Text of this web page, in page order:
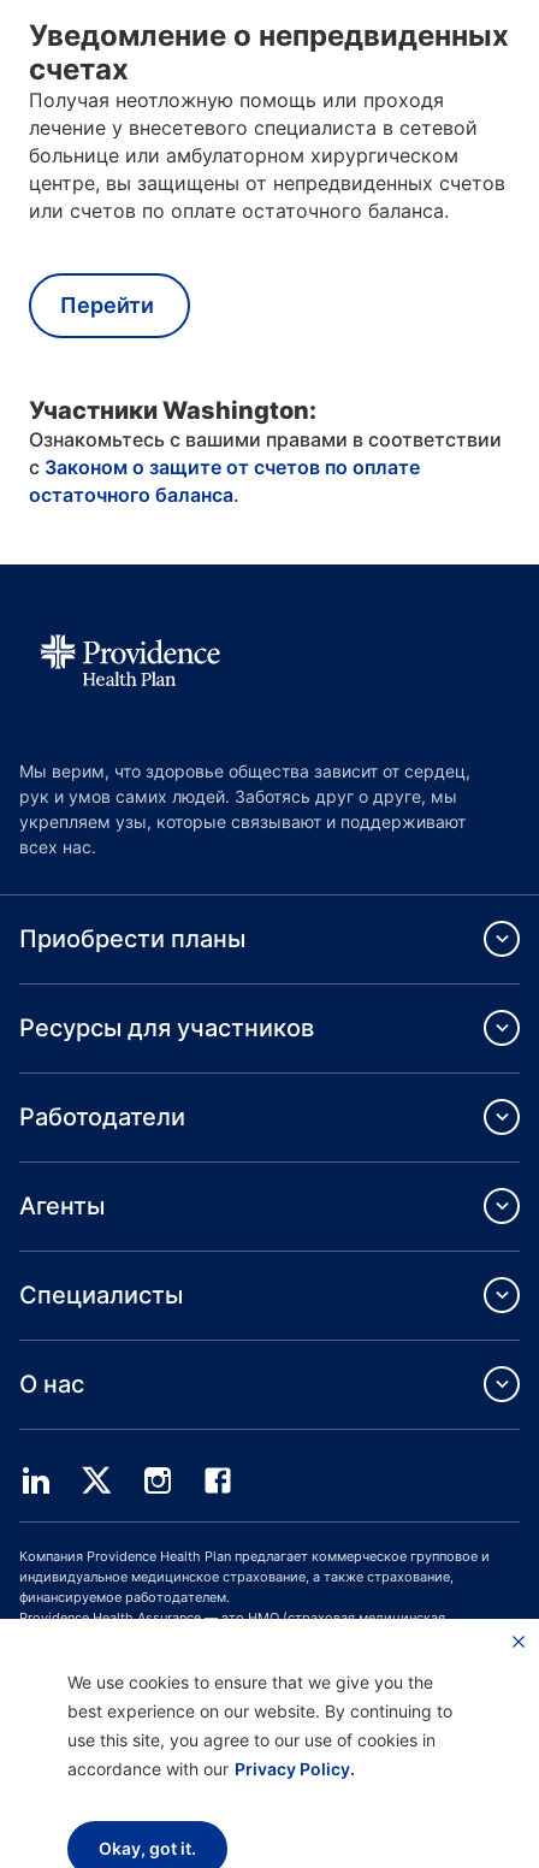
Уведомление о непредвиденных
счетах
Получая неотложную помощь или проходя
лечение у внесетевого специалиста в сетевой
больнице или амбулаторном хирургическом
центре, вы защищены от непредвиденных счетов
или счетов по оплате остаточного баланса.
Перейти
Участники Washington:
Ознакомьтесь с вашими правами в соответствии
с Законом о защите от счетов по оплате
остаточного баланса.
Мы верим, что здоровье общества зависит от сердец,
рук и умов самих людей. Заботясь друг о друге, мы
укрепляем узы, которые связывают и поддерживают
всех нас.
Приобрести планы
Ресурсы для участников
Работодатели
Агенты
Специалисты
О нас
Компания Providence Health Plan предлагает коммерческое групповое и
индивидуальное медицинское страхование, а также страхование,
финансируемое работодателем.
Providence Health Assurance — это HMO (страховая медицинская
Medicare и Oregon Health Plan. Зачисление в программу медицинского
использования и политика конфиденциальности
We use cookies to ensure that we give you the
best experience on our website. By continuing to
use this site, you agree to our use of cookies in
accordance with our Privacy Policy.
Okay, got it.